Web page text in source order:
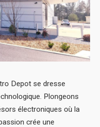
Depot se dresse
Plongeons
électroniques où la
crée une